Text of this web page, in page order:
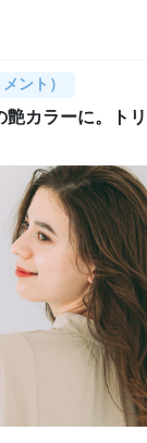
ント）
カラーに。ト